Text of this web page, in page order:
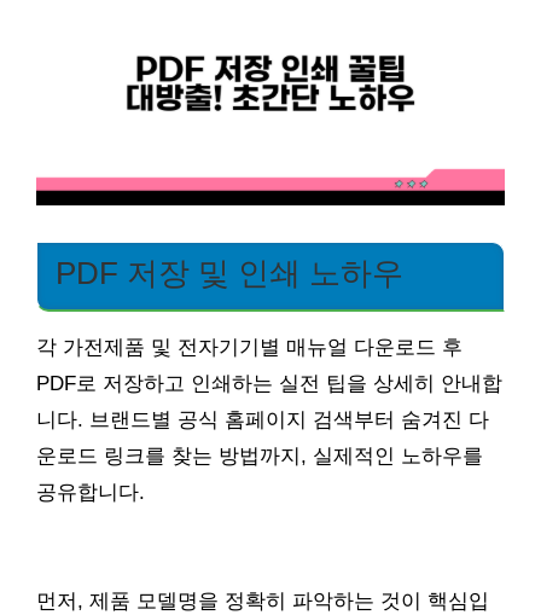
PDF 저장 및 인쇄 노하우
각 가전제품 및 전자기기별 매뉴얼 다운로드 후
PDF로 저장하고 인쇄하는 실전 팁을 상세히 안내합
니다. 브랜드별 공식 홈페이지 검색부터 숨겨진 다
운로드 링크를 찾는 방법까지, 실제적인 노하우를
공유합니다.
먼저, 제품 모델명을 정확히 파악하는 것이 핵심입